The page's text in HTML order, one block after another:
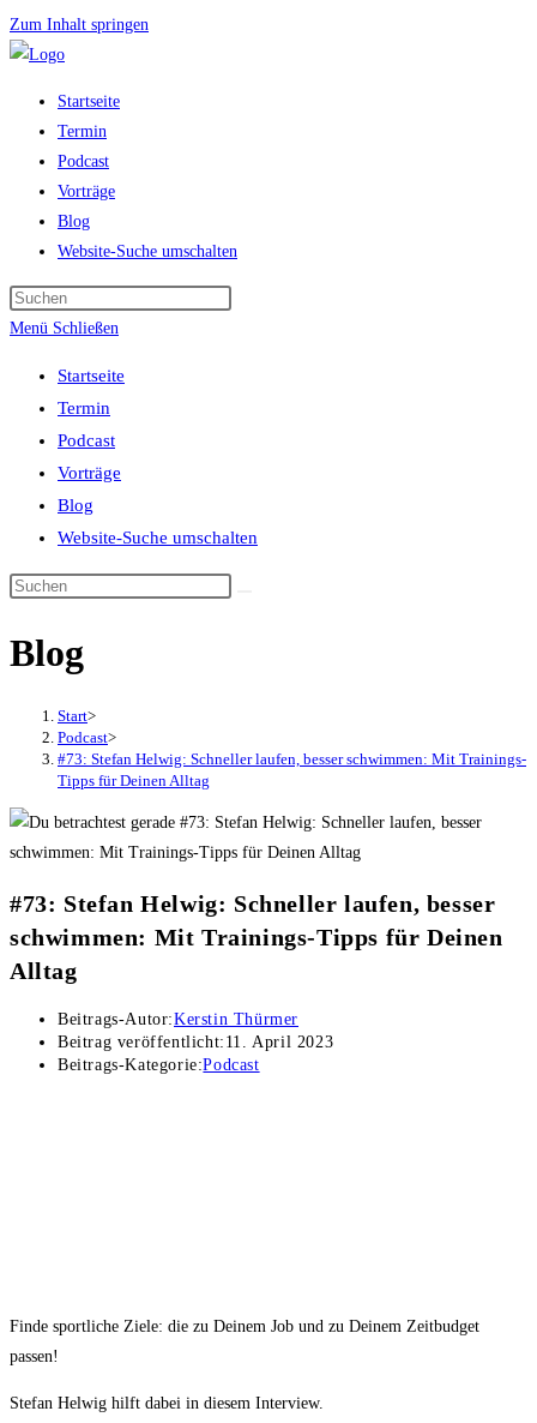
Zum Inhalt springen
Startseite
Termin
Podcast
Vorträge
Blog
Website-Suche umschalten
Menü Schließen
Startseite
Termin
Podcast
Vorträge
Blog
Website-Suche umschalten
Blog
Start>
Podcast>
#73: Stefan Helwig: Schneller laufen, besser schwimmen: Mit Trainings-
Tipps für Deinen Alltag
#73: Stefan Helwig: Schneller laufen, besser
schwimmen: Mit Trainings-Tipps für Deinen
Alltag
Beitrags-Autor:Kerstin Thürmer
Beitrag veröffentlicht: 11. April 2023
Beitrags-Kategorie:Podcast
Finde sportliche Ziele: die zu Deinem Job und zu Deinem Zeitbudget
passen!
Stefan Helwig hilft dabei in diesem Interview.